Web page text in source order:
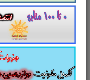
قانون مالیات های مستقیم تست چهار
های مستقیم برای آزمون
مجموعه
های